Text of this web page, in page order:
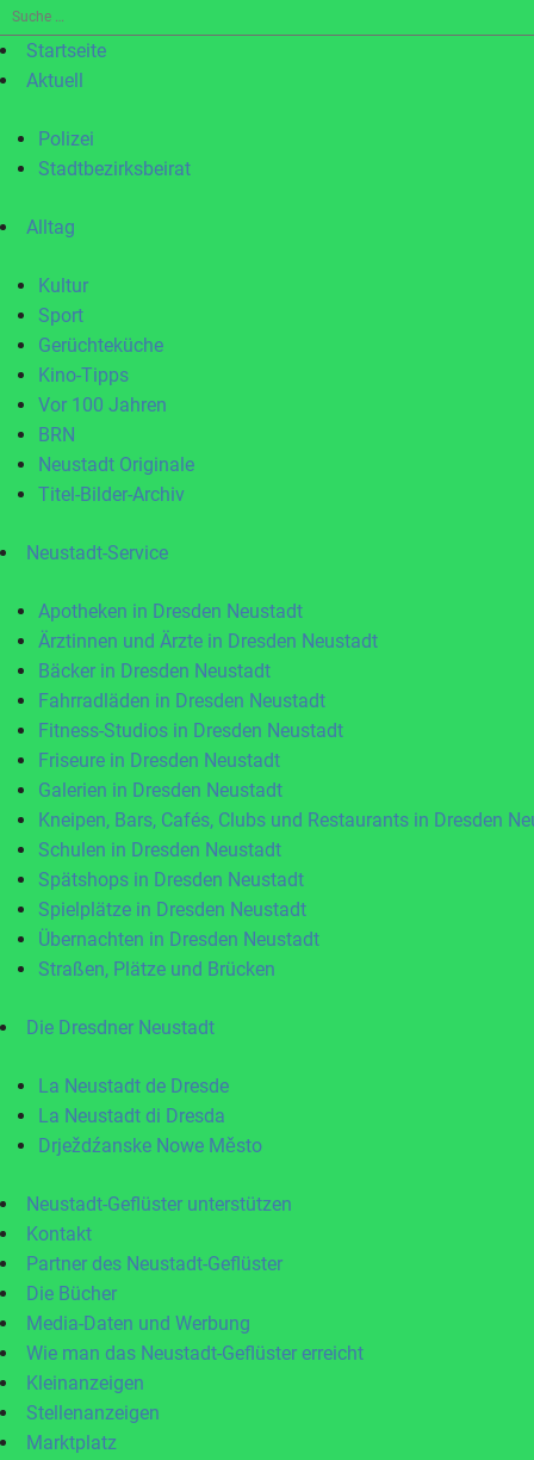
Suche
nach:Startseite
Aktuell
Polizei
Stadtbezirksbeirat
Alltag
Kultur
Sport
Gerüchteküche
Kino-Tipps
Vor 100 Jahren
BRN
Neustadt Originale
Titel-Bilder-Archiv
Neustadt-Service
Apotheken in Dresden Neustadt
Ärztinnen und Ärzte in Dresden Neustadt
Bäcker in Dresden Neustadt
Fahrradläden in Dresden Neustadt
Fitness-Studios in Dresden Neustadt
Friseure in Dresden Neustadt
Galerien in Dresden Neustadt
Kneipen, Bars, Cafés, Clubs und Restaurants in Dresden
Schulen in Dresden Neustadt
Spätshops in Dresden Neustadt
Spielplätze in Dresden Neustadt
Übernachten in Dresden Neustadt
Straßen, Plätze und Brücken
Die Dresdner Neustadt
La Neustadt de Dresde
La Neustadt di Dresda
Drježdźanske Nowe Město
Neustadt-Geflüster unterstützen
Kontakt
Partner des Neustadt-Geflüster
Die Bücher
Media-Daten und Werbung
Wie man das Neustadt-Geflüster erreicht
Kleinanzeigen
Stellenanzeigen
Marktplatz